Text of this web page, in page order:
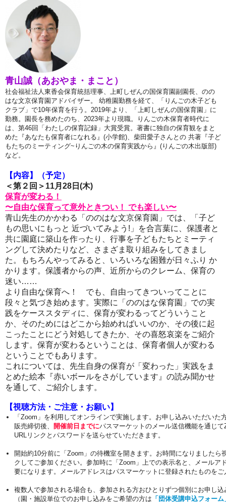
青山誠（あおやま・まこと）
社会福祉法人東香会保育統括理事、上町しぜんの国保育園副園長、のの
はな文京保育園アドバイザー。 幼稚園勤務を経て、「りんごの木子ども
クラブ」で10年保育を行う。2019年より、「上町しぜんの国保育園」に
勤務。園長を務めたのち、2023年より現職。りんごの木保育者時代に
は、第46回「わたしの保育記録」大賞受賞。著書に独自の保育観をまと
めた『あなたも保育者になれる』(小学館)、柴田愛子さんとの 共著『子ど
もたちのミーティング~りんごの木の保育実践から』(りんごの木出版部)
など。
【内容】（予定）
＜第２回＞11月28日(木)
保育が変わる！
〜自由な保育って意外ときつい！ でも楽しい〜
青山先生のかかわる「ののはな文京保育園」では、「子ど
もの思いにもっと 近づいてみよう!」を合言葉に、保護者と
共に園庭に築山を作ったり、行事を子どもたちとミーティ
ングして決めたりなど、さまざま取り組みをしてきまし
た。もちろんやってみると、いろいろな困難が日々ふり か
かります。保護者からの声、近所からのクレーム、保育の
迷い……
より自由な保育へ！ でも、自由ってきついってことに
段々と気づき始めます。実際に「ののはな保育園」での実
践をケーススタディに、保育が変わるってどういうこと
か、そのためにはどこから始めればいいのか、その後に起
こったことにどう対処してきたか、その喜怒哀楽をご紹介
します。保育が変わるということは、保育者個人が変わる
ということでもあります。
これについては、先生自身の保育が「変わった」実践をま
とめた絵本『赤いボールをさがしています』の読み聞かせ
を通して、ご紹介します。
【視聴方法・ご注意・お願い】
「Zoom」を利用してオンラインで実施します。お申し込みいただいた
販売締切後、
開催前日までにパスマーケットのメール送信機能を通じて
URLリンクとパスワードを送らせていただきます。
開始約10分前に「Zoom」の待機室を開きます。お時間になりましたら
クしてご参加ください。参加時に「Zoom」上での表示名と、メールア
要になります。メールアドレスはパスマーケットに登録されたものを
複数人で参加される場合も、参加される方おひとりずつ個別にお申し込
（園・施設単位でのお申し込みをご希望の方は 「団体受講申込フォーム